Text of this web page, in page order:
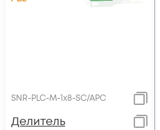
SNR-PLC-M-1x8-SC/APC
Делитель